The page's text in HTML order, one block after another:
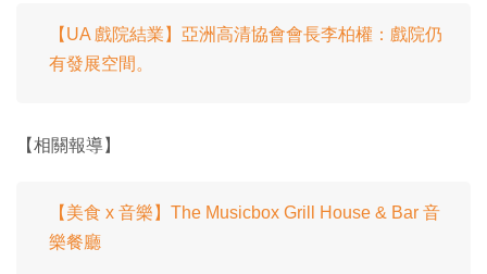
【UA 戲院結業】亞洲高清協會會長李柏權：戲院仍
有發展空間。
【相關報導】
【美食 x 音樂】The Musicbox Grill House & Bar 音
樂餐廳